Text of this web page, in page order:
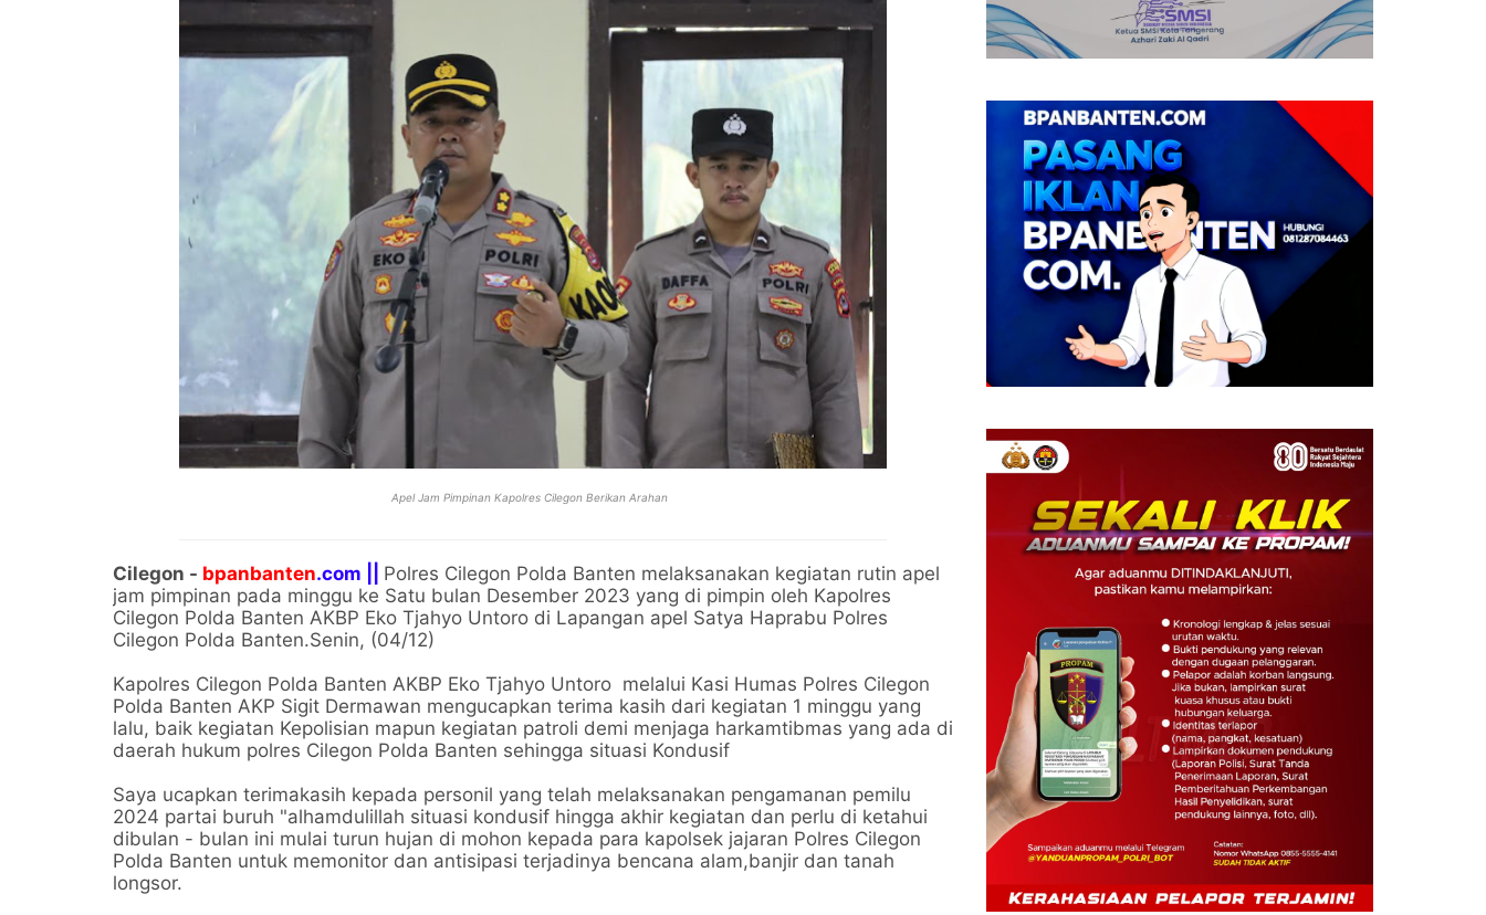
Apel Jam Pimpinan Kapolres Cilegon Berikan Arahan
Cilegon - bpanbanten.com || Polres Cilegon Polda Banten melaksanakan kegiatan rutin apel
jam pimpinan pada minggu ke Satu bulan Desember 2023 yang di pimpin oleh Kapolres
Cilegon Polda Banten AKBP Eko Tjahyo Untoro di Lapangan apel Satya Haprabu Polres
Cilegon Polda Banten.Senin, (04/12)
Kapolres Cilegon Polda Banten AKBP Eko Tjahyo Untoro melalui Kasi Humas Polres Cilegon
Polda Banten AKP Sigit Dermawan mengucapkan terima kasih dari kegiatan 1 minggu yang
lalu, baik kegiatan Kepolisian mapun kegiatan patroli demi menjaga harkamtibmas yang ada di
daerah hukum polres Cilegon Polda Banten sehingga situasi Kondusif
Saya ucapkan terimakasih kepada personil yang telah melaksanakan pengamanan pemilu
2024 partai buruh "alhamdulillah situasi kondusif hingga akhir kegiatan dan perlu di ketahui
dibulan - bulan ini mulai turun hujan di mohon kepada para kapolsek jajaran Polres Cilegon
Polda Banten untuk memonitor dan antisipasi terjadinya bencana alam,banjir dan tanah
longsor.